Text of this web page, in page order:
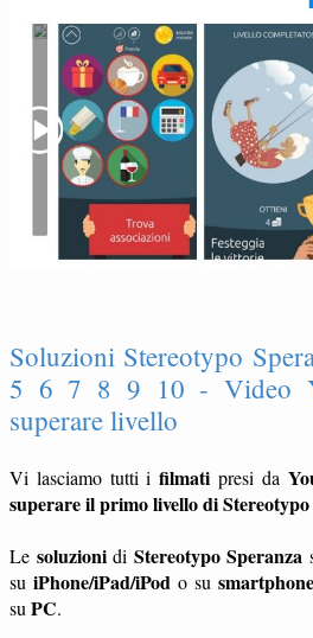
Soluzioni Stereotypo
5 6 7 8 9 10 - Video
superare livello
Vi lasciamo tutti ifilmati presi da
superare il primo livello di
Le soluzionidi Stereotypo Speranza
su iPhone/iPad/iPod o su smartphone
su PC.